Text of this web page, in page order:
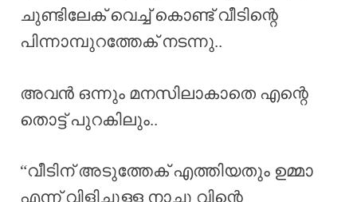
ചുണ്ടിലേക് വെച്ച് കൊണ്ട് വീടിന്റെ
പിന്നാമ്പുറത്തേക് നടന്നു..
അവൻ ഒന്നും മനസിലാകാതെ എന്റെ
തൊട്ട് പുറകിലും..
“വീടിന് അടുത്തേക് എത്തിയതും ഉമ്മാ
എന്ന് വിളിചുള്ള നാച്ചു വിന്റെ